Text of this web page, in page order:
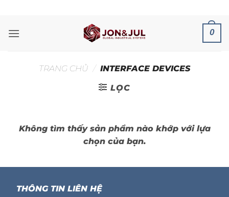
nội
0
TRANG CHỦ / INTERFACE DEVICES
LỌC
Không tìm thấy sản phẩm nào khớp với lựa
chọn của bạn.
THÔNG TIN LIÊN HỆ